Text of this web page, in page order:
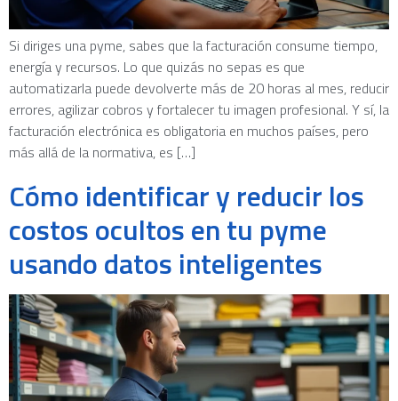
Si diriges una pyme, sabes que la facturación consume tiempo,
energía y recursos. Lo que quizás no sepas es que
automatizarla puede devolverte más de 20 horas al mes, reducir
errores, agilizar cobros y fortalecer tu imagen profesional. Y sí, la
facturación electrónica es obligatoria en muchos países, pero
más allá de la normativa, es […]
Cómo identificar y reducir los
costos ocultos en tu pyme
usando datos inteligentes